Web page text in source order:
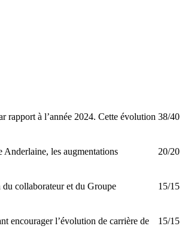
rapport à l’année 2024. Cette évolution 38/40
Anderlaine, les augmentations
20/20
du collaborateur et du Groupe
15/15
encourager l’évolution de carrière de
15/15